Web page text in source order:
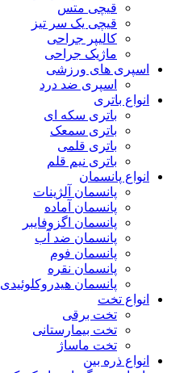
قیچی متس
قیچی یک سر تیز
کالیپر جراحی
ماژیک جراحی
اسپری های ورزشی
اسپری ضد درد
انواع باتری
باتری سکه ای
باتری سمعک
باتری قلمی
باتری نیم قلم
انواع پانسمان
پانسمان آلژینات
پانسمان آماده
پانسمان اگزوفایبر
پانسمان ضد آب
پانسمان فوم
پانسمان نقره
پانسمان هیدروکلوئیدی
انواع تخت
تخت برقی
تخت بیمارستانی
تخت ماساژ
انواع ذره بین